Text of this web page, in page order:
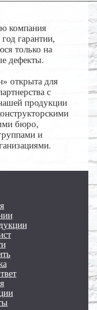
компания
гарантии,
только на
дефекты.
открыта для
с
продукции
бюро,
и